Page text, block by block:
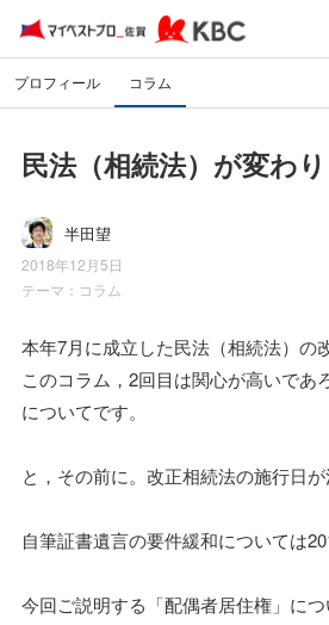
プロフィール コラム
民法（相続法）が変わ
半田望
2018年12月5日
テーマ： コラム
本年7月に成立した民法（相続法）の
このコラム，2回目は関心が高いであ
についてです。
と，その前に。改正相続法の施行日が
自筆証書遺言の要件緩和については
今回ご説明する「配偶者居住権」に